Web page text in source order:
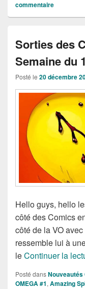
commentaire
Sorties des
Semaine du
Posté le 20 décembre
Hello guys, hello
côté des Comics
côté de la VO
ressemble lui à
leContinuer la
Posté dansNouveautés
OMEGA #1, Amazing